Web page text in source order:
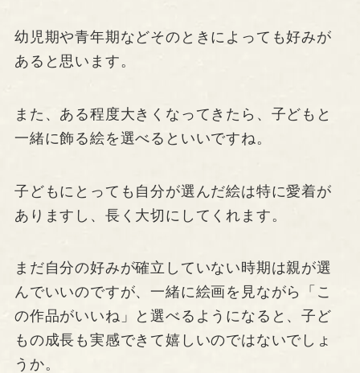
幼児期や青年期などそのときによっても好みが
あると思います。
また、ある程度大きくなってきたら、子どもと
一緒に飾る絵を選べるといいですね。
子どもにとっても自分が選んだ絵は特に愛着が
ありますし、長く大切にしてくれます。
まだ自分の好みが確立していない時期は親が選
んでいいのですが、一緒に絵画を見ながら「こ
の作品がいいね」と選べるようになると、子ど
もの成長も実感できて嬉しいのではないでしょ
うか。